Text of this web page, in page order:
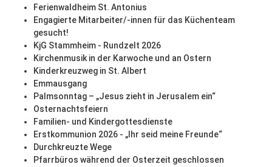
Ferienwaldheim St. Antonius
Engagierte Mitarbeiter/-innen für das Küchenteam
gesucht!
KjG Stammheim - Rundzelt 2026
Kirchenmusik in der Karwoche und an Ostern
Kinderkreuzweg in St. Albert
Emmausgang
Palmsonntag – „Jesus zieht in Jerusalem ein“
Osternachtsfeiern
Familien- und Kindergottesdienste
Erstkommunion 2026 - „Ihr seid meine Freunde“
Durchkreuzte Wege
Pfarrbüros während der Osterzeit geschlossen